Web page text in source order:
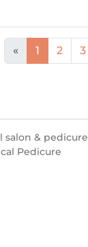
« 1 2 3
salon & pedicure
Pedicure